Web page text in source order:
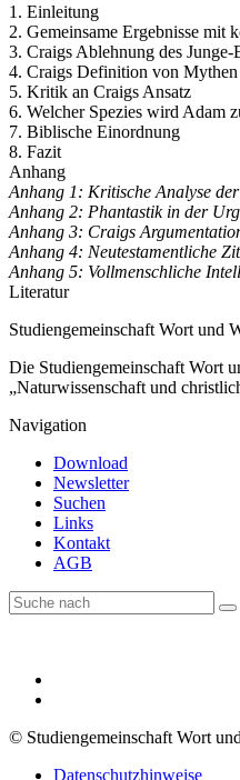
1. Einleitung
2. Gemeinsame Ergebnisse mit
3. Craigs Ablehnung des
4. Craigs Definition von Mythen
5. Kritik an Craigs Ansatz
6. Welcher Spezies wird Adam
7. Biblische Einordnung
8. Fazit
Anhang
Anhang 1: Kritische Analyse
Anhang 2: Phantastik in der
Anhang 3: Craigs
Anhang 4: Neutestamentliche
Anhang 5: Vollmenschliche
Literatur
Studiengemeinschaft Wort und
Die Studiengemeinschaft Wort
„Naturwissenschaft und
Navigation
Download
Newsletter
Suchen
Links
Kontakt
AGB
© Studiengemeinschaft Wort
Datenschutzhinweise